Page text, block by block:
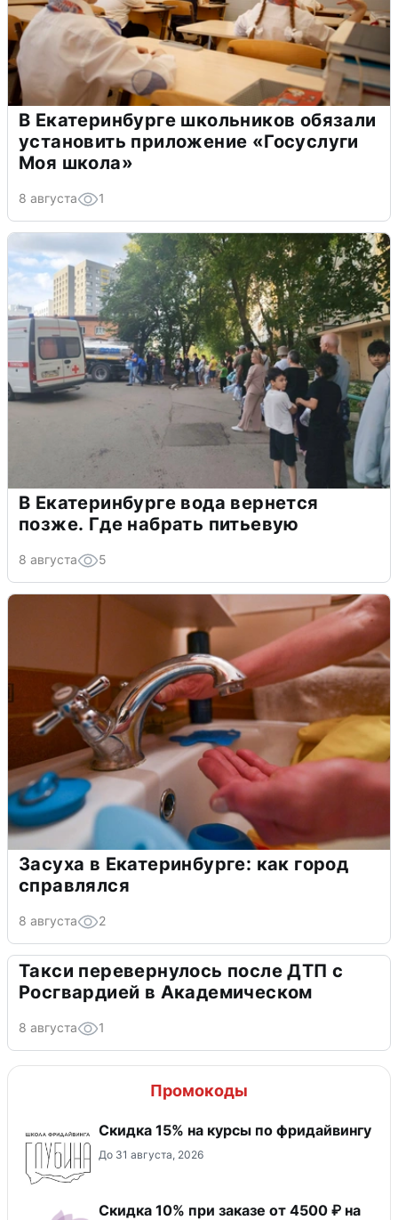
В Екатеринбурге школьников обязали
установить приложение «Госуслуги
Моя школа»
8 августа 1
В Екатеринбурге вода вернется
позже. Где набрать питьевую
8 августа 5
Засуха в Екатеринбурге: как город
справлялся
8 августа 2
Такси перевернулось после ДТП с
Росгвардией в Академическом
8 августа 1
Промокоды
Скидка 15% на курсы по фридайвингу
До 31 августа, 2026
Скидка 10% при заказе от 4500 ₽ на